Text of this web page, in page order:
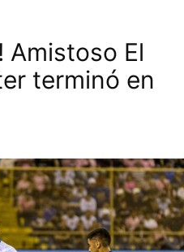
Amistoso El
terminó en